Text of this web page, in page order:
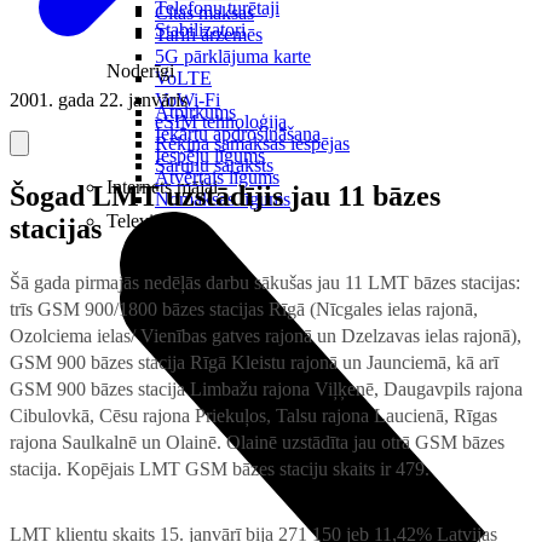
Citas maksas
Tarifi ārzemēs
5G pārklājuma karte
VoLTE
VoWi-Fi
eSIM tehnoloģija
Rēķina samaksas iespējas
Sarunu saraksts
Internets mājai
Telefonu turētaji
Stabilizatori
Noderīgi
Atpirkums
Iekārtu apdrošināšana
Iespēju līgums
Atvērtais līgums
Nomaksas līgums
Televizori
2001. gada 22. janvāris
Šogad LMT uzstādījis jau 11 bāzes
stacijas
Šā gada pirmajās nedēļās darbu sākušas jau 11 LMT bāzes stacijas:
trīs GSM 900/1800 bāzes stacijas Rīgā (Nīcgales ielas rajonā,
Ozolciema ielas/ Vienības gatves rajonā un Dzelzavas ielas rajonā),
GSM 900 bāzes stacija Rīgā Kleistu rajonā un Jaunciemā, kā arī
GSM 900 bāzes stacija Limbažu rajona Viļķenē, Daugavpils rajona
Cibulovkā, Cēsu rajona Priekuļos, Talsu rajona Laucienā, Rīgas
rajona Saulkalnē un Olainē. Olainē uzstādīta jau otrā GSM bāzes
stacija. Kopējais LMT GSM bāzes staciju skaits ir 479.
LMT klientu skaits 15. janvārī bija 271 150 jeb 11,42% Latvijas